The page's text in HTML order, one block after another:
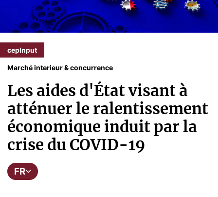
cepInput
Marché interieur & concurrence
Les aides d'État visant à
atténuer le ralentissement
économique induit par la
crise du COVID-19
FR